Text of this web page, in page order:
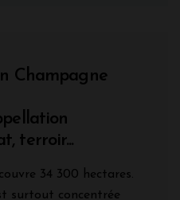
Champagne
terroir...
34 300 hectares.
surtout concentrée